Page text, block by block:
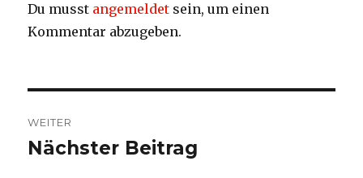
Du musst angemeldet sein, um einen
Kommentar abzugeben.
Navigation
WEITER
Nächster
Nächster Beitrag